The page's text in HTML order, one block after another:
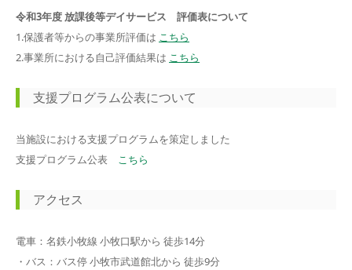
令和3年度 放課後等デイサービス 評価表について
1.保護者等からの事業所評価は こちら
2.事業所における自己評価結果は こちら
支援プログラム公表について
当施設における支援プログラムを策定しました
支援プログラム公表 こちら
アクセス
電車：名鉄小牧線 小牧口駅から 徒歩14分
・バス：バス停 小牧市武道館北から 徒歩9分